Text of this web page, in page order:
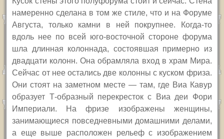
намеренно сделана в том же стиле, что и на Форуме
Августа, только камни в ней покрупнее. Когда-то
вдоль нее по всей юго-восточной стороне форума
шла длинная колоннада, состоявшая примерно из
двадцати колонн. Она обрамляла вход в храм Мира.
Сейчас от нее остались две колонны с куском фриза.
Они стоят на заметном месте — там, где Виа Кавур
образует Т-образный перекресток с Виа деи Фори
Империали. На фризе изображены женщины,
занимающиеся повседневными домашними делами,
а еще выше расположен рельеф с изображением